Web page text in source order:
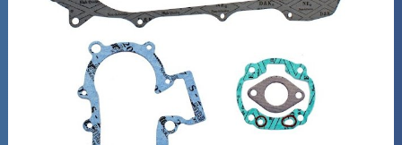
Mönkijän osat
Puutarha ja metsä
Ajovarusteet